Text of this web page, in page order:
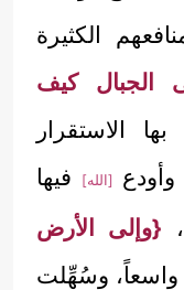
الكثيرة
الجبال كيف
الاستقرار
[الله]
فيها
{وإلى الأرض
وسُهِّلت